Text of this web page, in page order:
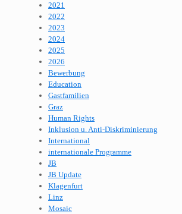
2021
2022
2023
2024
2025
2026
Bewerbung
Education
Gastfamilien
Graz
Human Rights
Inklusion u. Anti-Diskriminierung
International
internationale Programme
JB
JB Update
Klagenfurt
Linz
Mosaic